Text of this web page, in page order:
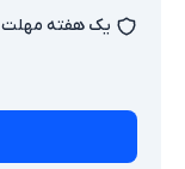
یک هفته